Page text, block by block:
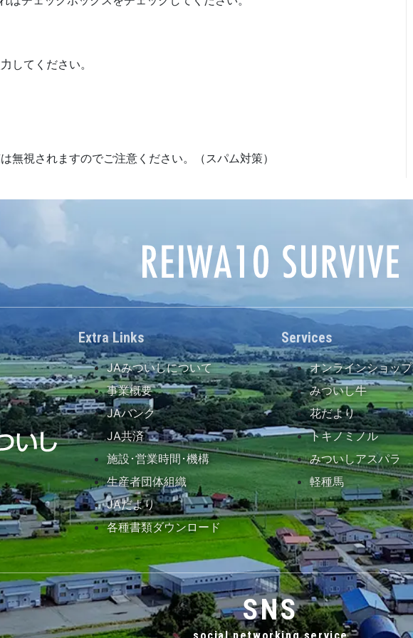
してください。
無視されますのでご注意ください。（スパム対策）
Extra Links
JAみついしについて
事業概要
JAバンク
JA共済
施設･営業時間･機構
生産者団体組織
JAだより
各種書類ダウンロード
Services
オンラインショップ
みついし牛
花だより
トキノミノル
みついしアスパラ
軽種馬
SNS